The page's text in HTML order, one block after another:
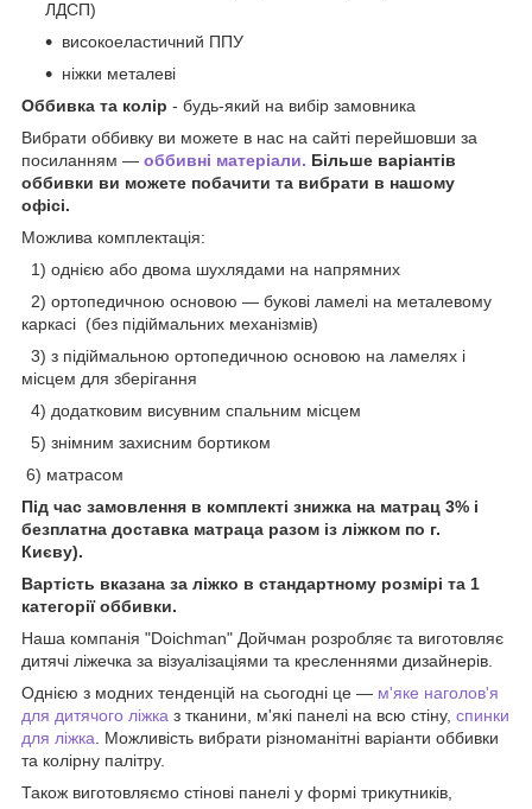
ЛДСП)
високоеластичний ППУ
ніжки металеві
Оббивка та колір - будь-який на вибір замовника
Вибрати оббивку ви можете в нас на сайті перейшовши за
посиланням — оббивні матеріали. Більше варіантів
оббивки ви можете побачити та вибрати в нашому
офісі.
Можлива комплектація:
1) однією або двома шухлядами на напрямних
2) ортопедичною основою — букові ламелі на металевому
каркасі (без підіймальних механізмів)
3) з підіймальною ортопедичною основою на ламелях і
місцем для зберігання
4) додатковим висувним спальним місцем
5) знімним захисним бортиком
6) матрасом
Під час замовлення в комплекті знижка на матрац 3% і
безплатна доставка матраца разом із ліжком по г.
Києву).
Вартість вказана за ліжко в стандартному розмірі та 1
категорії оббивки.
Наша компанія "Doichman" Дойчман розробляє та виготовляє
дитячі ліжечка за візуалізаціями та кресленнями дизайнерів.
Однією з модних тенденцій на сьогодні це — м'яке наголов'я
для дитячого ліжка з тканини, м'які панелі на всю стіну, спинки
для ліжка . Можливість вибрати різноманітні варіанти оббивки
та колірну палітру.
Також виготовляємо стінові панелі у формі трикутників,